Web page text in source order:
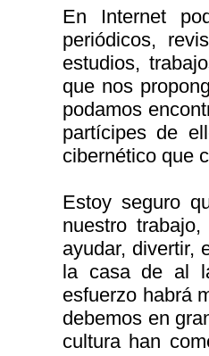
En Internet
periódicos,
estudios,
que nos
podamos
partícipes de
cibernético que
Estoy seguro
nuestro
ayudar, divertir,
la casa de al
esfuerzo habrá
debemos en
cultura han